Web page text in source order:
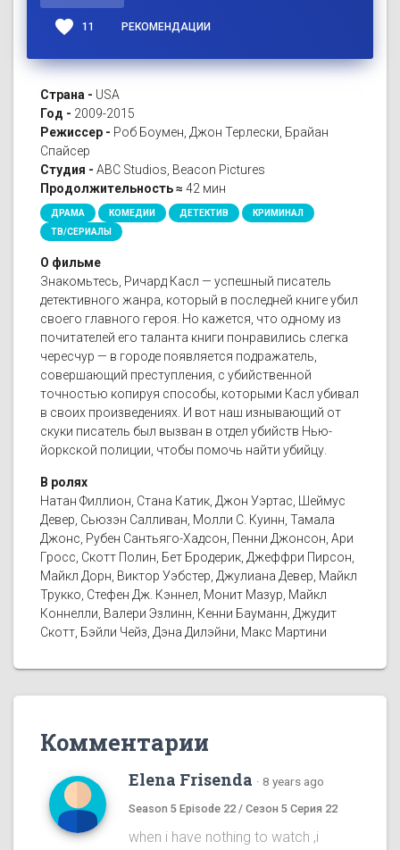
favorite 11 РЕКОМЕНДАЦИИ
Страна - USA
Год - 2009-2015
Режиссер - Роб Боумен, Джон Терлески, Брайан
Спайсер
Студия - ABC Studios, Beacon Pictures
Продолжительность ≈ 42 мин
ДРАМА КОМЕДИИ ДЕТЕКТИВ
КРИМИНАЛ
ТВ/СЕРИАЛЫ
О фильме
Знакомьтесь, Ричард Касл — успешный писатель
детективного жанра, который в последней книге убил
своего главного героя. Но кажется, что одному из
почитателей его таланта книги понравились слегка
чересчур — в городе появляется подражатель,
совершающий преступления, с убийственной
точностью копируя способы, которыми Касл убивал
в своих произведениях. И вот наш изнывающий от
скуки писатель был вызван в отдел убийств Нью-
йоркской полиции, чтобы помочь найти убийцу.
В ролях
Натан Филлион, Стана Катик, Джон Уэртас, Шеймус
Девер, Сьюзэн Салливан, Молли С. Куинн, Тамала
Джонс, Рубен Сантьяго-Хадсон, Пенни Джонсон, Ари
Гросс, Скотт Полин, Бет Бродерик, Джеффри Пирсон,
Майкл Дорн, Виктор Уэбстер, Джулиана Девер, Майкл
Трукко, Стефен Дж. Кэннел, Монит Мазур, Майкл
Коннелли, Валери Эзлинн, Кенни Бауманн, Джудит
Скотт, Бэйли Чейз, Дэна Дилэйни, Макс Мартини
Комментарии
Elena Frisenda · 8 years ago
Season 5 Episode 22 / Сезон 5 Серия 22
when i have nothing to watch ,i